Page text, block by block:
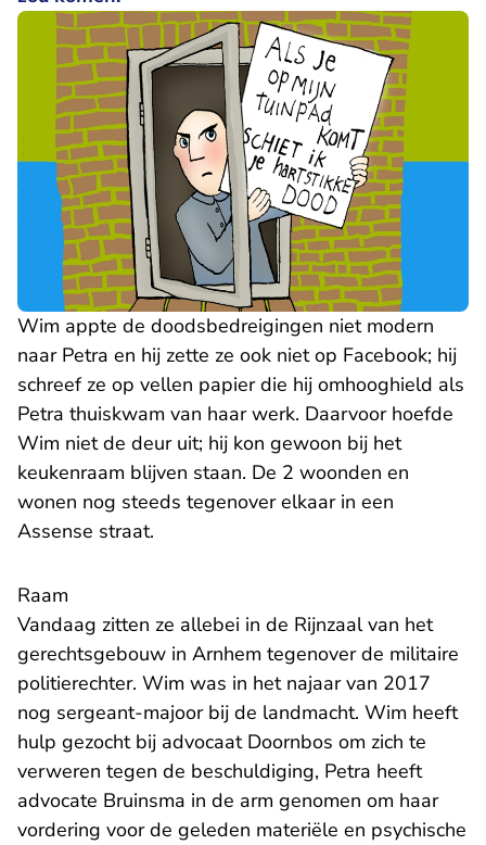
Wim appte de doodsbedreigingen niet modern
naar Petra en hij zette ze ook niet op Facebook; hij
schreef ze op vellen papier die hij omhooghield als
Petra thuiskwam van haar werk. Daarvoor hoefde
Wim niet de deur uit; hij kon gewoon bij het
keukenraam blijven staan. De 2 woonden en
wonen nog steeds tegenover elkaar in een
Assense straat.
Raam
Vandaag zitten ze allebei in de Rijnzaal van het
gerechtsgebouw in Arnhem tegenover de militaire
politierechter. Wim was in het najaar van 2017
nog sergeant-majoor bij de landmacht. Wim heeft
hulp gezocht bij advocaat Doornbos om zich te
verweren tegen de beschuldiging, Petra heeft
advocate Bruinsma in de arm genomen om haar
vordering voor de geleden materiële en psychische